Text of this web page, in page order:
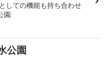
しての機能も持ち合わせ
園
公園